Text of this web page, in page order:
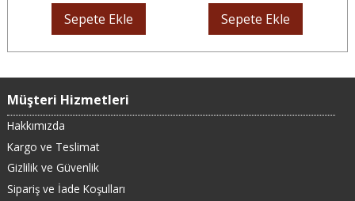
Sepete Ekle
Sepete Ekle
Müşteri Hizmetleri
Hakkımızda
Kargo ve Teslimat
Gizlilik ve Güvenlik
Sipariş ve İade Koşulları